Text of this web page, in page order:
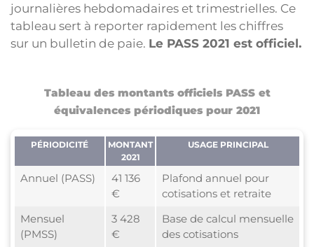
journalières hebdomadaires et trimestrielles. Ce
tableau sert à reporter rapidement les chiffres
sur un bulletin de paie. Le PASS 2021 est officiel.
Tableau des montants officiels PASS et
équivalences périodiques pour 2021
PÉRIODICITÉ
MONTANT
2021
USAGE PRINCIPAL
Annuel (PASS)
41 136
€
Plafond annuel pour
cotisations et retraite
Mensuel
(PMSS)
3 428
€
Base de calcul mensuelle
des cotisations